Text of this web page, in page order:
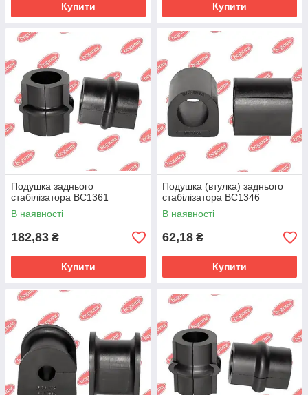
Купити Купити
Подушка заднього
стабілізатора BC1361
В наявності
182,83 ₴
Купити
Подушка (втулка) заднього
стабілізатора BC1346
В наявності
62,18 ₴
Купити